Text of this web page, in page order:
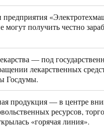
предприятия
могут получить честно
— под
лекарственных
Госдумы.
продукция — в центре
ресурсов,
«горячая линия».